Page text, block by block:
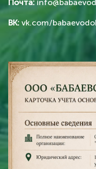
Почта:
ВК: vk.com/